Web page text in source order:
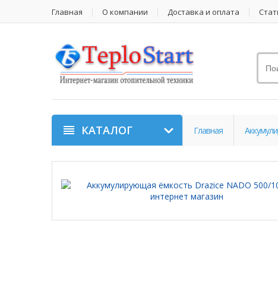
Главная О компании Доставка и оплата
КАТАЛОГ Главная